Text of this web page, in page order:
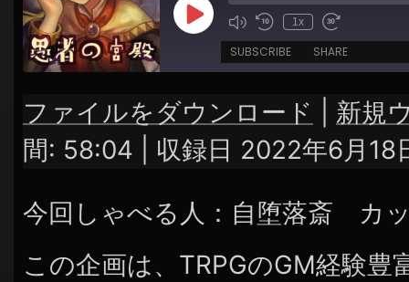
Play
Episode
1x
SUBSCRIBE SHARE
RSS FEED
SHARE
LINK
EMBED
ファイルをダウンロード
新規
間: 58:04
収録日 2022年6月18
今回しゃべる人：自堕落斎 カ
この企画は、TRPGのGM経験豊